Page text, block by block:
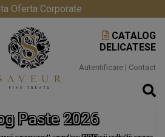
Oferta Corporate
CATALOG
DELICATESE
Autentificare | Contact
Paste 2026